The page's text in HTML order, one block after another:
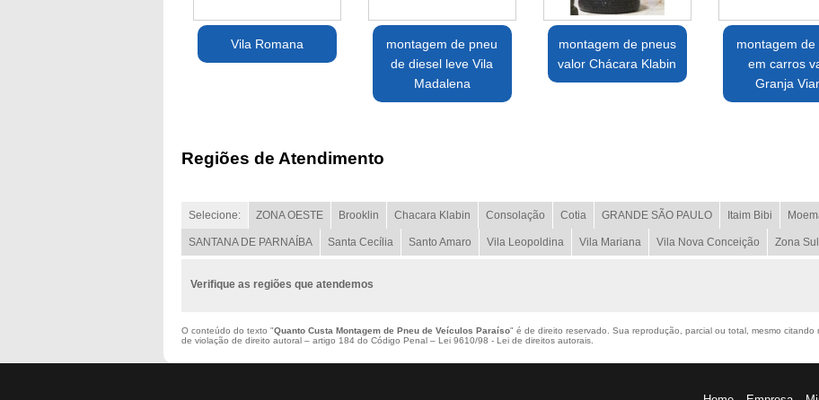
Vila Romana
montagem de pneu
de diesel leve Vila
Madalena
montagem de pneus
valor Chácara Klabin
montagem de
em carros
Granja
Regiões de Atendimento
Selecione: ZONA OESTE Brooklin Chacara Klabin Consolação Cotia GRANDE SÃO PAULO Itaim Bibi
SANTANA DE PARNAÍBA Santa Cecília Santo Amaro Vila Leopoldina Vila Mariana Vila Nova Conceição Zona Sul
Verifique as regiões que atendemos
O conteúdo do texto "Quanto Custa Montagem de Pneu de Veículos Paraíso" é de direito reservado. Sua reprodução, parcial ou total, mesmo
de violação de direito autoral – artigo 184 do Código Penal – Lei 9610/98 - Lei de direitos autorais.